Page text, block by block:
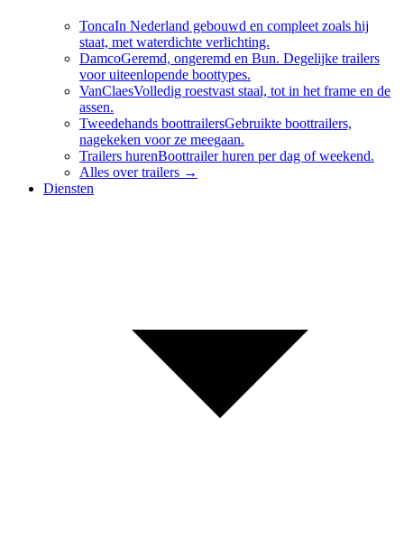
ToncaIn Nederland gebouwd en compleet zoals hij
staat, met waterdichte verlichting.
DamcoGeremd, ongeremd en Bun. Degelijke trailers
voor uiteenlopende boottypes.
VanClaesVolledig roestvast staal, tot in het frame en de
assen.
Tweedehands boottrailersGebruikte boottrailers,
nagekeken voor ze meegaan.
Trailers hurenBoottrailer huren per dag of weekend.
Alles overtrailers →
Diensten